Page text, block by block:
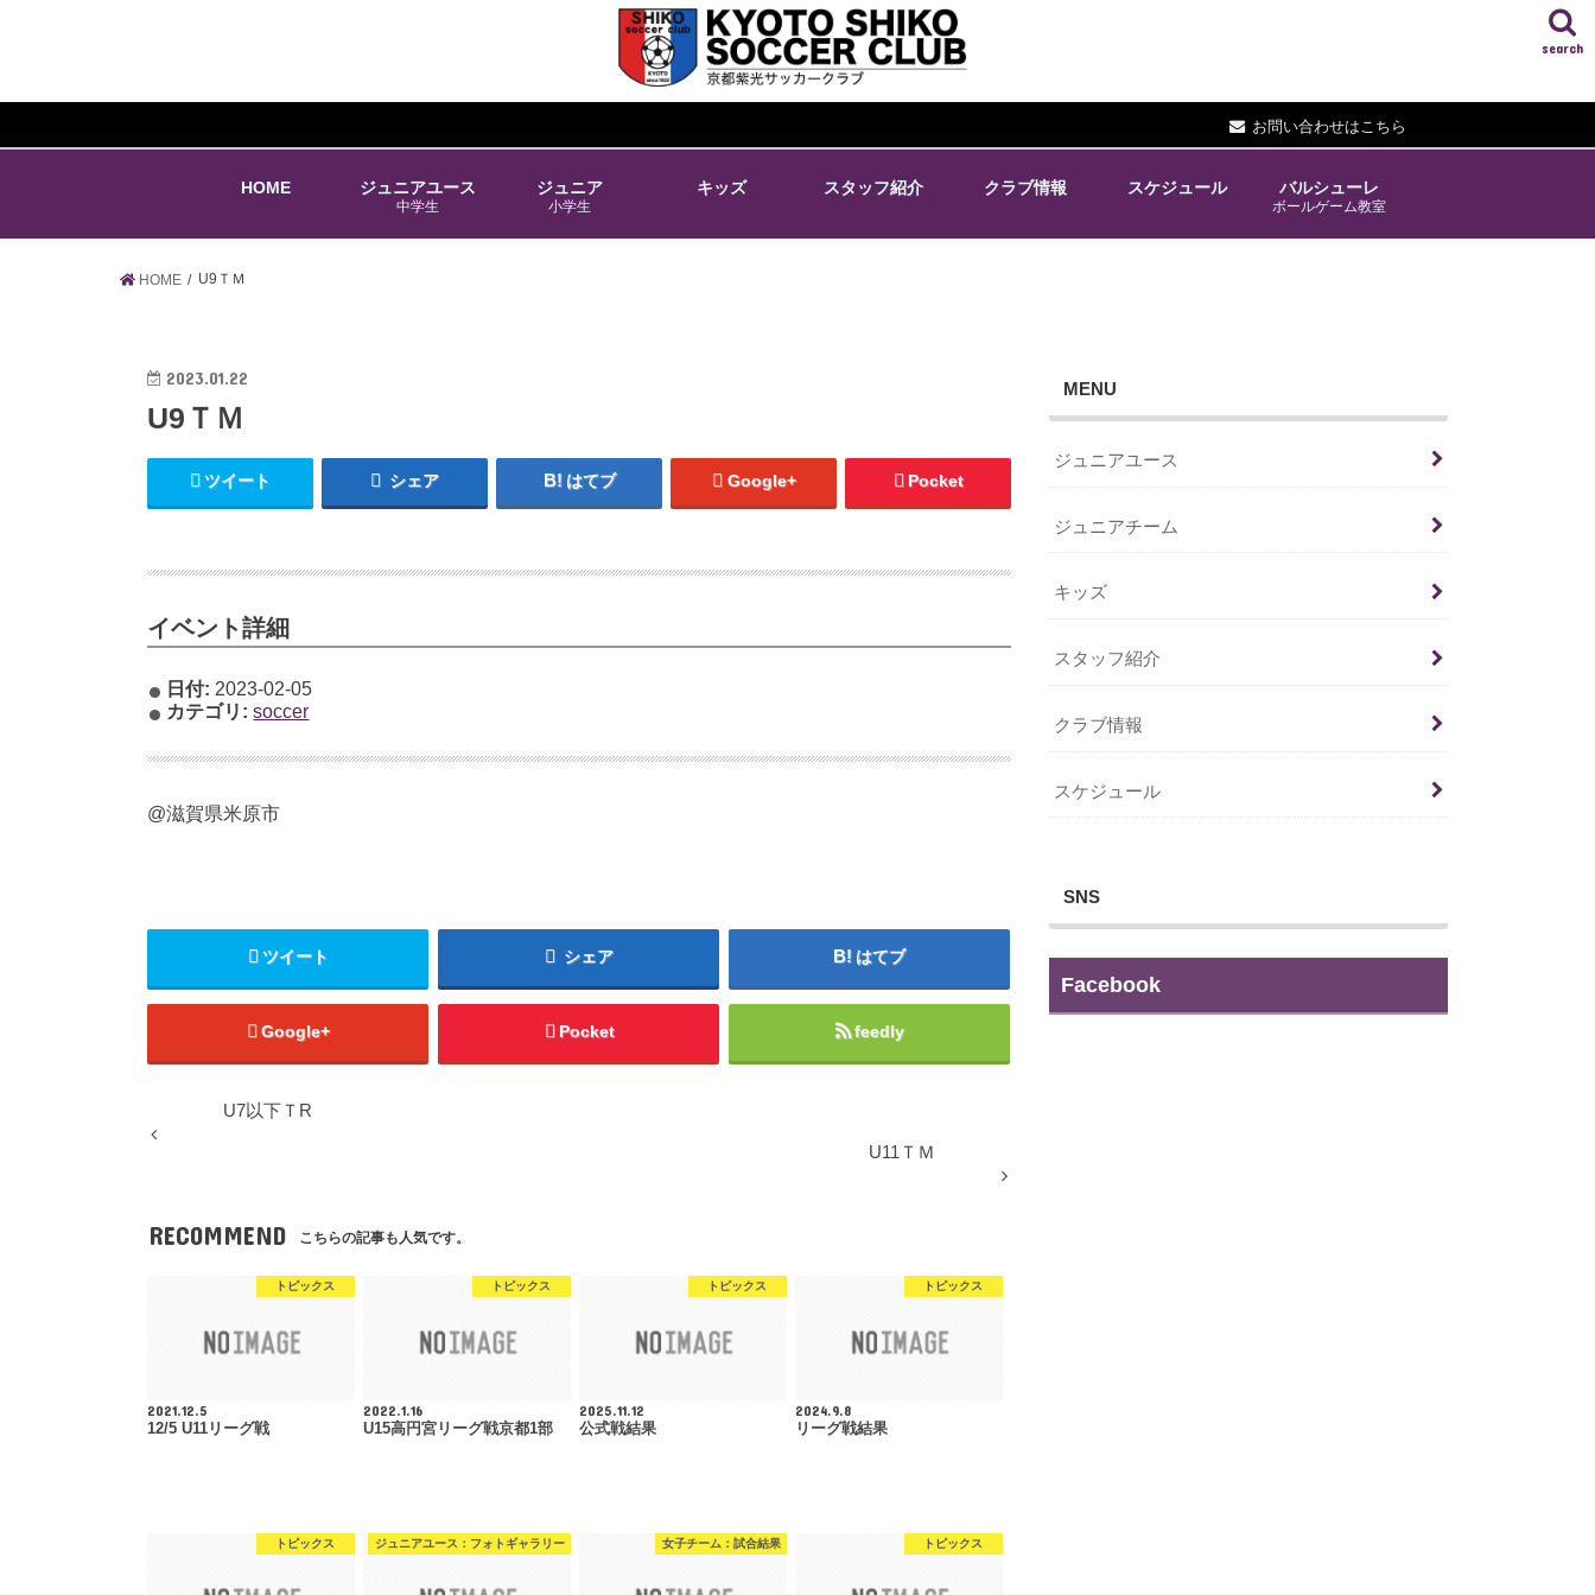
お問い合わせはこちら
search
HOME ジュニアユース
中学生
ジュニア
小学生
キッズ スタッフ紹介 クラブ情報 スケジュール バルシューレ
ボールゲーム教室
HOME U9ＴＭ
2023.01.22
U9ＴＭ
ツイート シェア はてブ Google+ Pocket
イベント詳細
日付: 2023-02-05
カテゴリ: soccer
@滋賀県米原市
ツイート シェア はてブ
Google+ Pocket feedly
U7以下ＴR
U11ＴＭ
RECOMMEND こちらの記事も人気です。
トピックス
2021.12.5
12/5 U11リーグ戦
トピックス
2022.1.16
U15高円宮リーグ戦京都1部
トピックス
2025.11.12
公式戦結果
トピックス
2024.9.8
リーグ戦結果
トピックス ジュニアユース：フォトギャラリー 女子チーム：試合結果 トピックス
MENU
ジュニアユース
ジュニアチーム
キッズ
スタッフ紹介
クラブ情報
スケジュール
SNS
Facebook